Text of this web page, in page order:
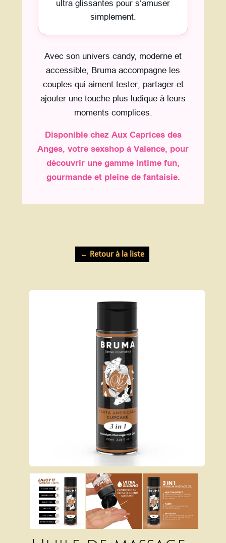
ultra glissantes pour s’amuser
simplement.
Avec son univers candy, moderne et
accessible, Bruma accompagne les
couples qui aiment tester, partager et
ajouter une touche plus ludique à leurs
moments complices.
Disponible chez Aux Caprices des
Anges, votre sexshop à Valence, pour
découvrir une gamme intime fun,
gourmande et pleine de fantaisie.
← Retour à la liste